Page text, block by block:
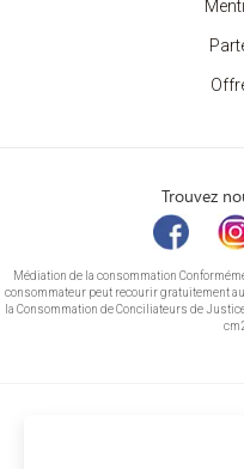
Trouvez
Médiation de la consommation
consommateur peut recourir gratuitement
la Consommation de Conciliateurs de